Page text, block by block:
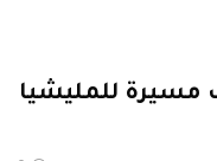
مسيرة للمليشيا